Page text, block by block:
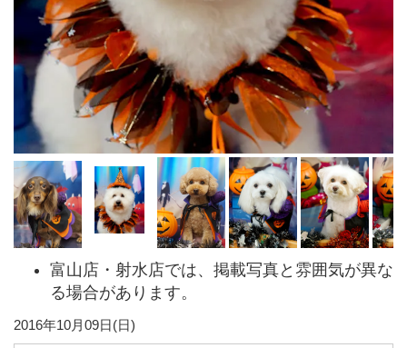
富山店・射水店では、掲載写真と雰囲気が異な
る場合があります。
2016年10月09日(日)